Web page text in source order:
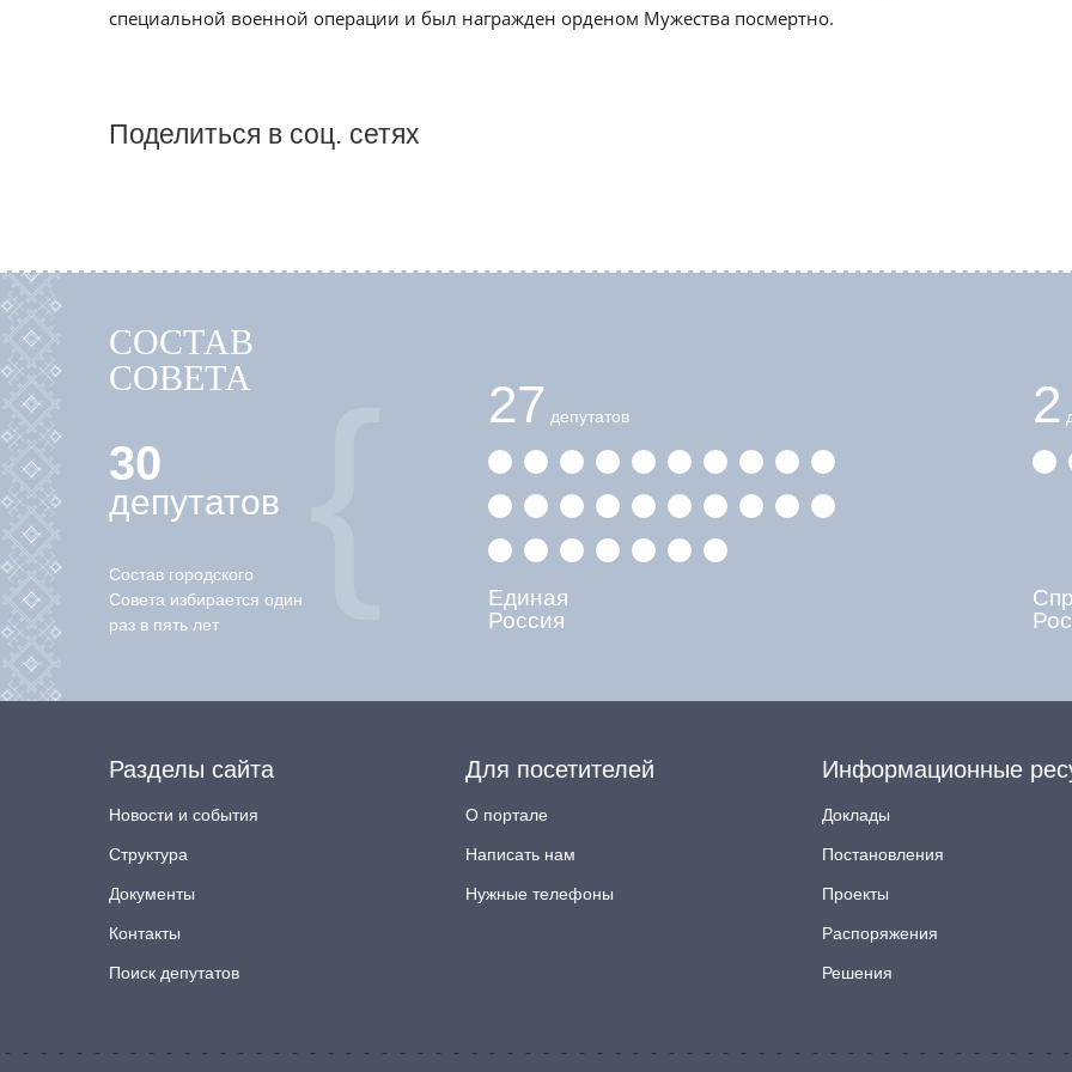
специальной военной операции и был награжден орденом Мужества посмертно.
Поделиться в соц. сетях
СОСТАВ
СОВЕТА
30
депутатов
Состав городского
Совета избирается один
раз в пять лет
27 депутатов
Единая
Россия
2
Разделы сайта
Новости и события
Структура
Документы
Контакты
Поиск депутатов
Для посетителей
О портале
Написать нам
Нужные телефоны
Информационные
Доклады
Постановления
Проекты
Распоряжения
Решения